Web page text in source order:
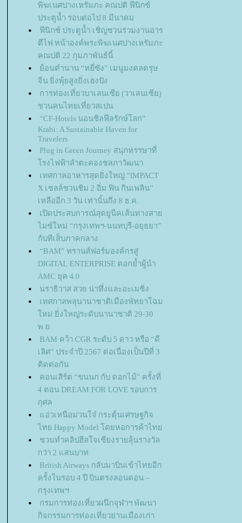
พิฆเนศปางเหรัมภะ คณปติ ฟีนิกซ์
ประตูน้ำ รอบต่อไป 8 มีนาคม
ฟีนิกซ์ ประตูน้ำ เชิญชวนร่วมงานอาร
ตีไฟ หน้าองค์พระพิฆเนศปางเหรัมภะ
คณปติ 22 กุมภาพันธ์นี้
้อนตำนาน “หยี่ซัง” เมนูมงคลตรุษ
จีน ยิ่งพุ้ยสูงยิ่งเฮงปัง
การท่องเที่ยวบาเลนเซีย (วาเลนเซีย)
ชวนคนไทยเที่ยวสเปน
“CF-Hotels นอนชิลฟีลรักษ์โลก”
Krabi: A Sustainable Haven for
Travelers
Plug in Green Journey สนุกหรรษาที่
รงไฟฟ้าลำตะคองชลภาวัฒนา
เทศกาลอาหารสุดยิ่งใหญ่ “IMPACT
X เชลล์ชวนชิม 2 อิ่ม ฟิน กินเพลิน”
เหลืออีก 3 วัน เท่านั้นถึง 8 ธ.ค.
เปิดประสบการณ์สุดยูนีคเส้นทางสา
ไมซ์ใหม่ “กรุงเทพฯ-นนทบุรี-อยุธยา”
กับทีเส็บภาคกลาง
“BAM” ทรานส์ฟอร์มองค์กรสู่
DIGITAL ENTERPRISE ตอกย้ำผู้นำ
AMC ยุค 4.0
นราธิวาส สวย น่าทึ่งและอะเมซิ่ง
เทศกาลพลุนานาชาติเมืองพัทยาโฉม
หม่ ยิ่งใหญ่ระดับนานาชาติ 29-30
พ.ย.
BAM คว้า CGR ระดับ 5 ดาว หรือ “ดี
เลิศ” ประจำปี 2567 ต่อเนื่องเป็นปีที่ 3
ติดต่อกัน
คอนเสิร์ต “ขนนก กับ ดอกไม้” ครั้งที่
4 ตอน DREAM FOR LOVE รอบการ
กุศล
อ่วเหนือม่วนใจ๋ กระตุ้นเศรษฐกิจ
ไทย Happy Model โดยหอการค้าไท
ชวนทำคลิปฮีลใจเชียงรายลุ้นรางวัล
กว่า 2 แสนบาท
British Airways กลับมาบินเข้าไทยอีก
ครั้งในรอบ 4 ปี บินตรงลอนดอน –
กรุงเทพฯ
กรมการท่องเที่ยวผนึกจุฬาฯ พัฒนา
กิจกรรมการท่องเที่ยวย่านเมืองเก่า